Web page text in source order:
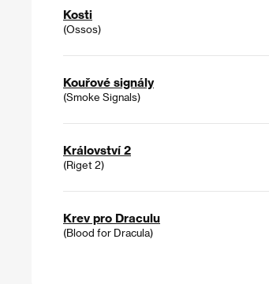
Kosti
(Ossos)
Kouřové signály
(Smoke Signals)
Království 2
(Riget 2)
Krev pro Draculu
(Blood for Dracula)